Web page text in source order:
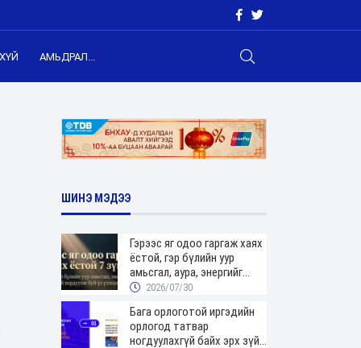
АМЬДРАЛ...
ШИНЭ МЭДЭЭ
Гэрээс яг одоо гаргаж хаях
ёстой, гэр бүлийн уур
амьсгал, аура, энергийг
хордуулдаг 7 зүйл
2026/07/30
Бага орлоготой иргэдийн
орлогод татвар
ногдуулахгүй байх эрх зүйн